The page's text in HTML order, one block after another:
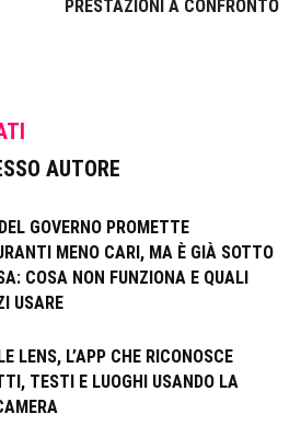
PRESTAZIONI A CONFRONTO
AUTORE
GOVERNO PROMETTE
MENO CARI, MA È GIÀ SOTTO
COSA NON FUNZIONA E QUALI
USARE
LENS, L’APP CHE RICONOSCE
TESTI E LUOGHI USANDO LA